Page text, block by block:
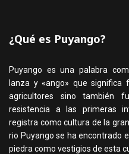
¿Qué es Puyango?
Puyango es una palabra
lanza y «ango» que
agricultores sino también
resistencia a las primeras
registra como cultura de la
rio Puyango se ha encontrado
piedra como vestigios de esta